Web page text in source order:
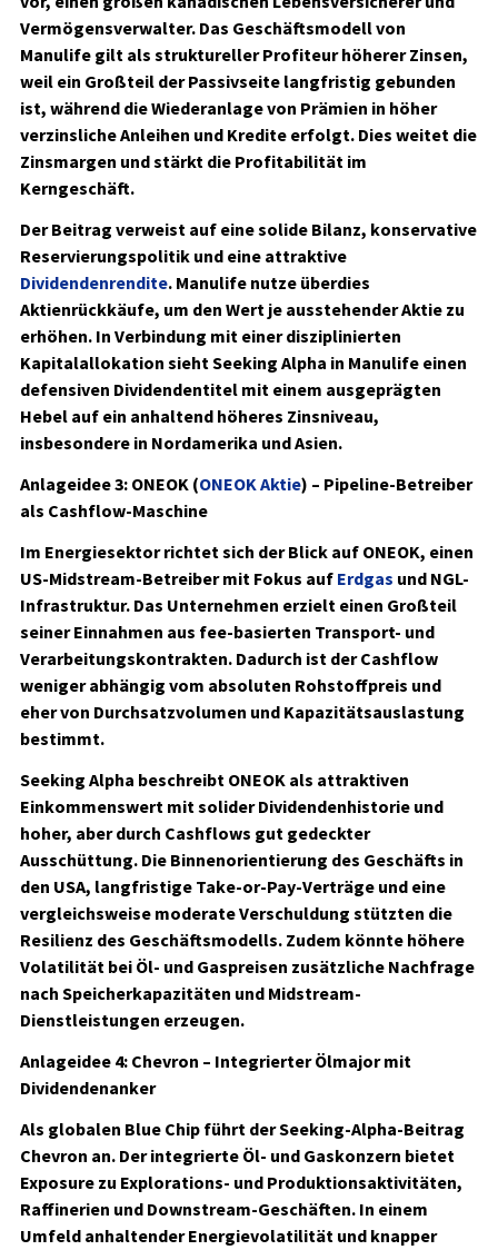
Vermögensverwalter. Das Geschäftsmodell von
Manulife gilt als struktureller Profiteur höherer Zinsen,
weil ein Großteil der Passivseite langfristig gebunden
ist, während die Wiederanlage von Prämien in höher
verzinsliche Anleihen und Kredite erfolgt. Dies weitet die
Zinsmargen und stärkt die Profitabilität im
Kerngeschäft.
Der Beitrag verweist auf eine solide Bilanz, konservative
Reservierungspolitik und eine attraktive
Dividendenrendite. Manulife nutze überdies
Aktienrückkäufe, um den Wert je ausstehender Aktie zu
erhöhen. In Verbindung mit einer disziplinierten
Kapitalallokation sieht Seeking Alpha in Manulife einen
defensiven Dividendentitel mit einem ausgeprägten
Hebel auf ein anhaltend höheres Zinsniveau,
insbesondere in Nordamerika und Asien.
Anlageidee 3: ONEOK (ONEOK Aktie) – Pipeline-Betreiber
als Cashflow-Maschine
Im Energiesektor richtet sich der Blick auf ONEOK, einen
US-Midstream-Betreiber mit Fokus auf Erdgas und NGL-
Infrastruktur. Das Unternehmen erzielt einen Großteil
seiner Einnahmen aus fee-basierten Transport- und
Verarbeitungskontrakten. Dadurch ist der Cashflow
weniger abhängig vom absoluten Rohstoffpreis und
eher von Durchsatzvolumen und Kapazitätsauslastung
bestimmt.
Seeking Alpha beschreibt ONEOK als attraktiven
Einkommenswert mit solider Dividendenhistorie und
hoher, aber durch Cashflows gut gedeckter
Ausschüttung. Die Binnenorientierung des Geschäfts in
den USA, langfristige Take-or-Pay-Verträge und eine
vergleichsweise moderate Verschuldung stützten die
Resilienz des Geschäftsmodells. Zudem könnte höhere
Volatilität bei Öl- und Gaspreisen zusätzliche Nachfrage
nach Speicherkapazitäten und Midstream-
Dienstleistungen erzeugen.
Anlageidee 4: Chevron – Integrierter Ölmajor mit
Dividendenanker
Als globalen Blue Chip führt der Seeking-Alpha-Beitrag
Chevron an. Der integrierte Öl- und Gaskonzern bietet
Exposure zu Explorations- und Produktionsaktivitäten,
Raffinerien und Downstream-Geschäften. In einem
Umfeld anhaltender Energievolatilität und knapper